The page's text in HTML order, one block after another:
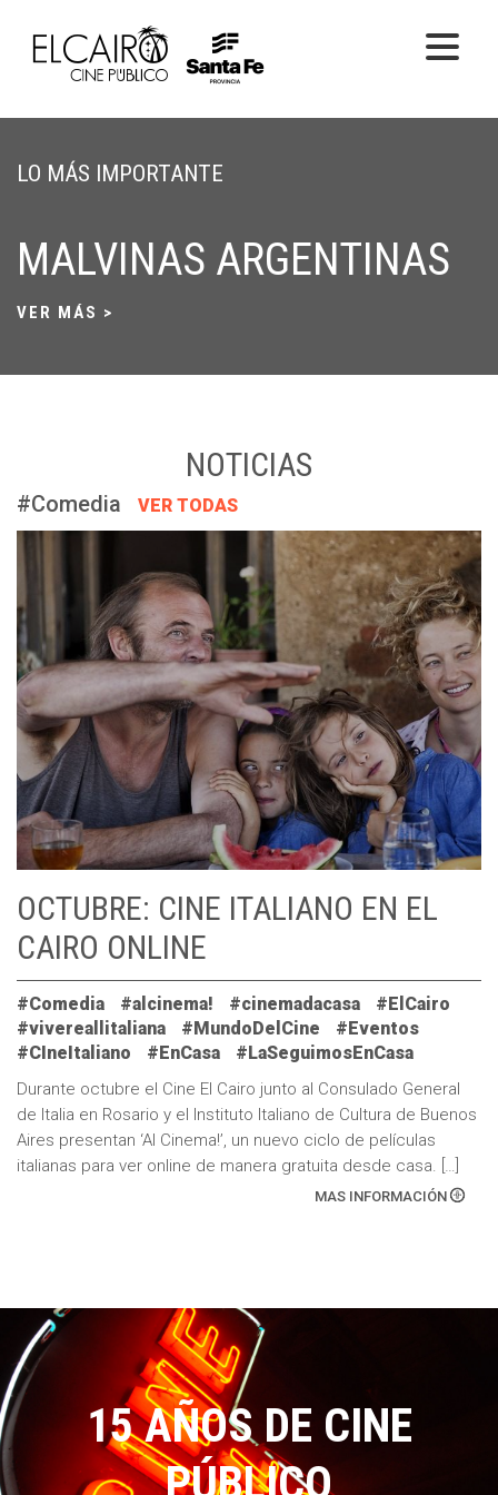
PELÍCULAS EN SALA
EL CINE
LO MÁS IMPORTANTE
MALVINAS ARGENTINAS
VER MÁS >
NOTICIAS
#Comedia VER TODAS
OCTUBRE: CINE ITALIANO EN EL
CAIRO ONLINE
#Comedia #alcinema! #cinemadacasa
#ElCairo
#vivereallitaliana
#MundoDelCine
#Eventos
#CIneItaliano
#EnCasa #LaSeguimosEnCasa
Durante octubre el Cine El Cairo junto al Consulado General
de Italia en Rosario y el Instituto Italiano de Cultura de Buenos
Aires presentan ‘Al Cinema!’, un nuevo ciclo de películas
italianas para ver online de manera gratuita desde casa. […]
MAS INFORMACIÓN
15 AÑOS DE CINE
PÚBLICO